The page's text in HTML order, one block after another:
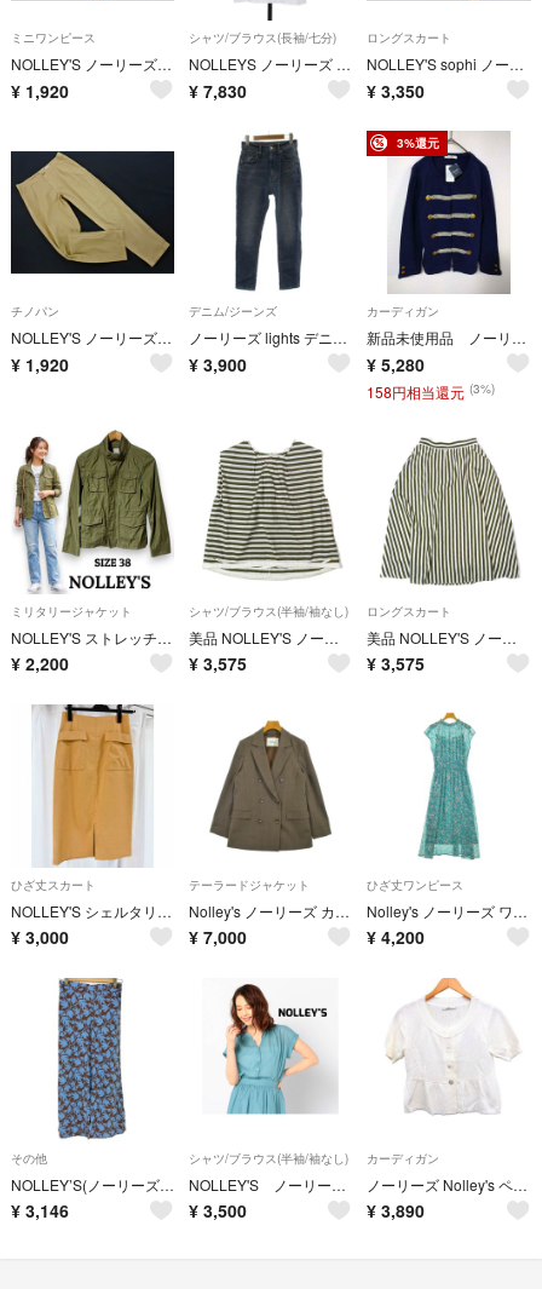
ミニワンピース
NOLLEY'S ノーリーズ リネン混 シャツ ワンピース sizeS/ベージュ ■◆ レディース
¥ 1,920
シャツ/ブラウス(長袖/七分)
NOLLEYS ノーリーズ ブラウス 38(M) ホワイト 白 23春夏 2WAY リボン ティアード ブラウス プルオーバー ノースリーブ クルーネック パールボタン トップス カットソー 【レディース】【中古】
¥ 7,830
ロングスカート
NOLLEY'S sophi ノーリーズ ソフィー 総レース タイト スカート size38/モカ ■■ レディース
¥ 3,350
チノパン
NOLLEY'S ノーリーズ タック チノ パンツ size40/ベージュ ■■ レディース
¥ 1,920
デニム/ジーンズ
ノーリーズ lights デニム ジーンズ パンツ 長ズボン 36 水色
¥ 3,900
3%還元
カーディガン
新品未使用品 ノーリーズ ナポレオンカーディガン レディースS～M ゴールド
¥ 5,280
158円相当還元 (3%)
ミリタリージャケット
NOLLEY'S ストレッチ ミリタリージャケット カーキ サイズ38
¥ 2,200
シャツ/ブラウス(半袖/袖なし)
美品 NOLLEY'S ノーリーズ ドビーボーダータック シャツ ブラウス ノースリーブ カットソー トップス 38 グリーン レディース 古着 中古 USED
¥ 3,575
ロングスカート
美品 NOLLEY'S ノーリーズ ドビーストライプ フレアスカート ロング 38 グリーン レディース 古着 中古 USED
¥ 3,575
ひざ丈スカート
NOLLEY'S シェルタリングドライOXポケット付きタイトスカート Sサイズ
¥ 3,000
テーラードジャケット
Nolley's ノーリーズ カジュアルジャケット S 茶 【古着】【中古】【送料無料】
¥ 7,000
ひざ丈ワンピース
Nolley's ノーリーズ ワンピース M 青 【古着】【中古】【送料無料】
¥ 4,200
その他
NOLLEY’S(ノーリーズ) リネン リーフ柄 パンツ レディース パンツ
¥ 3,146
シャツ/ブラウス(半袖/袖なし)
NOLLEY'S ノーリーズ ガスボイルギャザーブラウス
¥ 3,500
カーディガン
ノーリーズ Nolley's ペプラム カーディガン 半袖 無地 コットン 綿
¥ 3,890